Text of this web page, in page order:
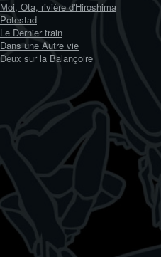
Moi, Ota, rivière d'Hiroshima
Potestad
Le Dernier train
Dans une Autre vie
Deux sur la Balançoire